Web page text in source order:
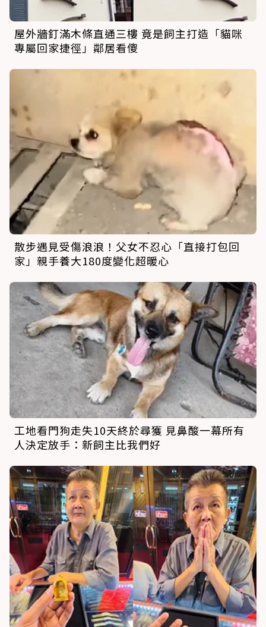
屋外牆釘滿木條直通三樓 竟是飼主打造「貓咪
專屬回家捷徑」鄰居看傻
散步遇見受傷浪浪！父女不忍心「直接打包回
家」親手養大180度變化超暖心
工地看門狗走失10天終於尋獲 見鼻酸一幕所有
人決定放手：新飼主比我們好